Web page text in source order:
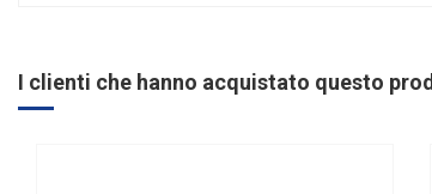
Ingredienti
I clienti che hanno acquistato questo